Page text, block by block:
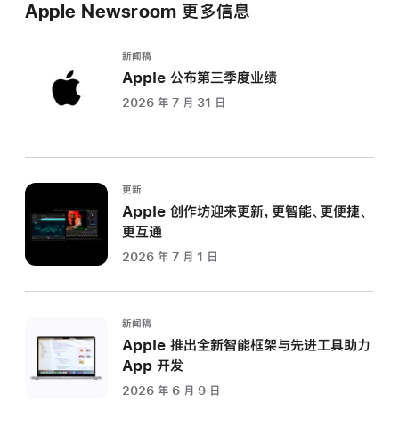
Apple Newsroom 更多信息
新闻稿
Apple 公布第三季度业绩
2026 年 7 月 31 日
更新
Apple 创作坊迎来更新，更智能、更便捷、
更互通
2026 年 7 月 1 日
新闻稿
Apple 推出全新智能框架与先进工具助力
App 开发
2026 年 6 月 9 日